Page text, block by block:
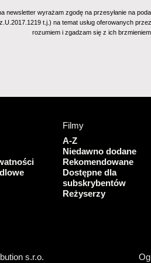
newsletter wyrażam zgodę na przesyłanie na
t.j.) na temat usług oferowanych
rozumiem i zgadzam się z ich
Filmy
A-Z
Niedawno dodane
Rekomendowane
Dostępne dla
subskrybentów
Reżyserzy
s.r.o.